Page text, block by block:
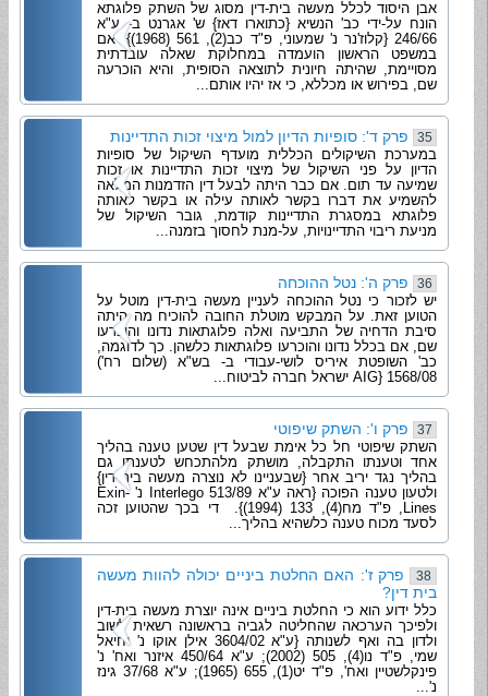
אבן היסוד לכלל מעשה בית-דין מסוג של השתק פלוגתא
הונח על-ידי כב' הנשיא {כתוארו דאז} ש' אגרנט ב- ע"א
246/66 {קלוז'נר נ' שמעוני, פ"ד כב(2), 561 (1968)}. אם
במשפט הראשון הועמדה במחלוקת שאלה עובדתית
מסויימת, שהיתה חיונית לתוצאה הסופית, והיא הוכרעה
שם, בפירוש או מכללא, כי אז יהיו אותם...
פרק ד': סופיות הדיון למול מיצוי זכות התדיינות
במערכת השיקולים הכללית מועדף השיקול של סופיות
הדיון על פני השיקול של מיצוי זכות התדיינות או זכות
שמיעה עד תום. אם כבר היתה לבעל דין הזדמנות המלאה
להשמיע את דברו בקשר לאותה עילה או בקשר לאותה
פלוגתא במסגרת התדיינות קודמת, גובר השיקול של
מניעת ריבוי התדיינויות, על-מנת לחסוך בזמנה...
פרק ה': נטל ההוכחה
יש לזכור כי נטל ההוכחה לעניין מעשה בית-דין מוטל על
הטוען זאת. על המבקש מוטלת החובה להוכיח מה היתה
סיבת הדחיה של התביעה ואלה פלוגתאות נדונו והוכרעו
שם, אם בכלל נדונו והוכרעו פלוגתאות כלשהן. כך לדוגמה,
כב' השופטת איריס לושי-עבודי ב- בש"א (שלום רח')
1568/08 {AIG ישראל חברה לביטוח...
פרק ו': השתק שיפוטי
השתק שיפוטי חל כל אימת שבעל דין שטען טענה בהליך
אחד וטענתו התקבלה, מושתק מלהתכחש לטענתו גם
בהליך נגד יריב אחר {שבעניינו לא נוצרה מעשה בית-דין}
ולטעון טענה הפוכה {ראה ע"א 513/89 Interlego נ' Exin-
Lines, פ"ד מח(4), 133 (1994)}. די בכך שהטוען זכה
לסעד מכוח טענה כלשהיא בהליך...
פרק ז': האם החלטת ביניים יכולה להוות מעשה
בית דין?
כלל ידוע הוא כי החלטת ביניים אינה יוצרת מעשה בית-דין
ולפיכך הערכאה שהחליטה לגביה בראשונה רשאית לשוב
ולדון בה ואף לשנותה {ע"א 3604/02 אילן אוקו נ' יחיאל
שמי, פ"ד נו(4), 505 (2002); ע"א 450/64 איזנר ואח' נ'
פינקלשטיין ואח', פ"ד יט(1), 655 (1965); ע"א 37/68 גינז
נ'...